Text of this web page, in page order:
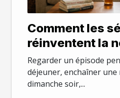
Comment les
réinventent la
temps libre
Regarder un épisode
déjeuner, enchaîner une
dimanche soir,...